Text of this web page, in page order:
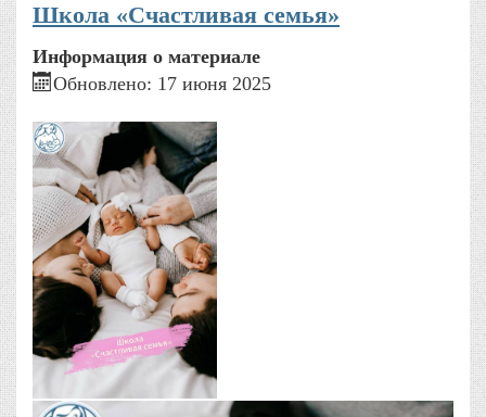
Школа «Счастливая семья»
Информация о материале
Обновлено: 17 июня 2025